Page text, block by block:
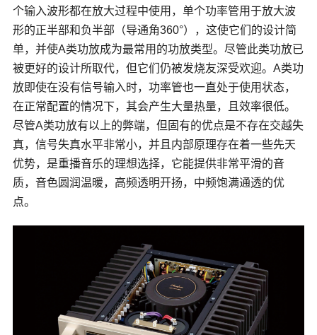
个输入波形都在放大过程中使用，单个功率管用于放大波
形的正半部和负半部（导通角360°），这使它们的设计简
单，并使A类功放成为最常用的功放类型。尽管此类功放已
被更好的设计所取代，但它们仍被发烧友深受欢迎。A类功
放即使在没有信号输入时，功率管也一直处于使用状态，
在正常配置的情况下，其会产生大量热量，且效率很低。
尽管A类功放有以上的弊端，但固有的优点是不存在交越失
真，信号失真水平非常小，并且内部原理存在着一些先天
优势，是重播音乐的理想选择，它能提供非常平滑的音
质，音色圆润温暖，高频透明开扬，中频饱满通透的优
点。